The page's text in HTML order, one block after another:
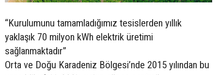
“Kurulumunu tamamladığımız tesislerden yıllık
yaklaşık 70 milyon kWh elektrik üretimi
sağlanmaktadır”
Orta ve Doğu Karadeniz Bölgesi’nde 2015 yılından bu